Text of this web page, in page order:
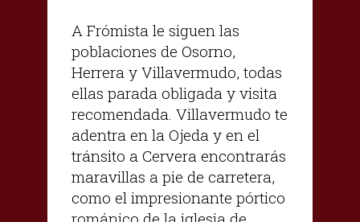
A Frómista le siguen las
poblaciones de Osorno,
Herrera y Villavermudo, todas
ellas parada obligada y visita
recomendada. Villavermudo te
adentra en la Ojeda y en el
tránsito a Cervera encontrarás
maravillas a pie de carretera,
como el impresionante pórtico